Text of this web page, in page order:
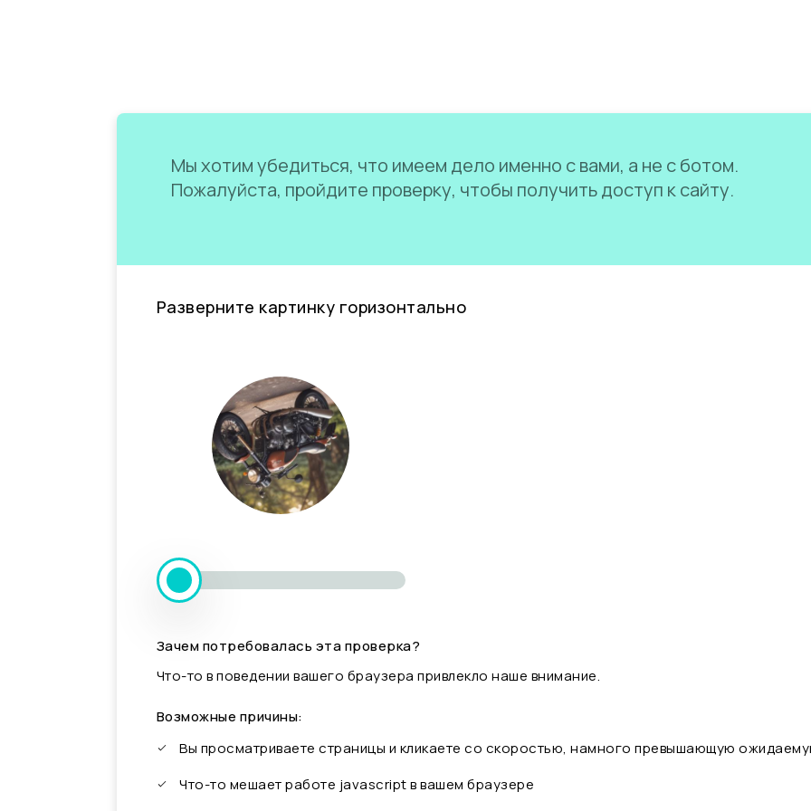
Мы хотим убедиться, что имеем дело именно с вами, а не с ботом.
Пожалуйста, пройдите проверку, чтобы получить доступ к сайту.
Разверните картинку горизонтально
Зачем потребовалась эта проверка?
Что-то в поведении вашего браузера привлекло наше внимание.
Возможные причины:
Вы просматриваете страницы и кликаете со скоростью, намного превышающую
Что-то мешает работе javascript в вашем браузере